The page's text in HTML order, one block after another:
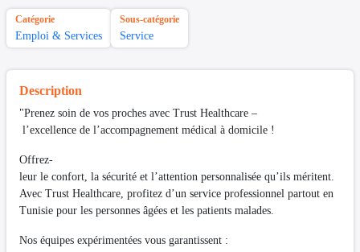
Catégorie
Emploi & Services
Sous-catégorie
Service
Description
"Prenez soin de vos proches avec Trust Healthcare –
l’excellence de l’accompagnement médical à domicile !
Offrez-
leur le confort, la sécurité et l’attention personnalisée qu’ils méritent.
Avec Trust Healthcare, profitez d’un service professionnel partout en
Tunisie pour les personnes âgées et les patients malades.
Nos équipes expérimentées vous garantissent :